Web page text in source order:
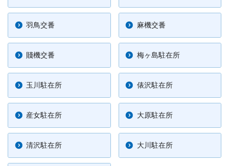
羽鳥交番 麻機交番
賤機交番 梅ヶ島駐在所
玉川駐在所 俵沢駐在所
産女駐在所 大原駐在所
清沢駐在所 大川駐在所